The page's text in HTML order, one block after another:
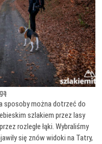
sposoby można dotrzeć do
szlakiem przez lasy
rozległe łąki. Wybraliśmy
się znów widoki na Tatry,